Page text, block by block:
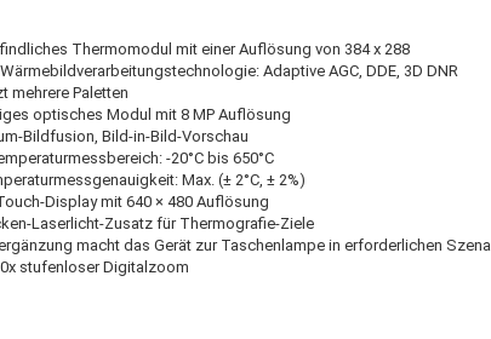
Thermomodul mit einer Auflösung von 384 x 288
Adaptive AGC, DDE, 3D DNR
mehrere Paletten
optisches Modul mit 8 MP Auflösung
Bildfusion, Bild-in-Bild-Vorschau
-20°C bis 650°C
Max. (± 2°C, ± 2%)
Display mit 640 × 480 Auflösung
Laserlicht-Zusatz für Thermografie-Ziele
macht das Gerät zur Taschenlampe in erforderlichen
stufenloser Digitalzoom